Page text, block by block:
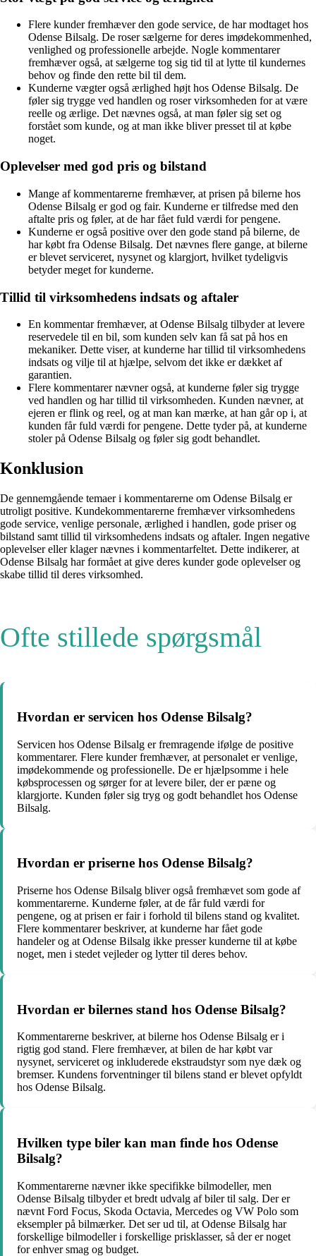
Flere kunder fremhæver den gode service, de har modtaget hos
Odense Bilsalg. De roser sælgerne for deres imødekommenhed,
venlighed og professionelle arbejde. Nogle kommentarer
fremhæver også, at sælgerne tog sig tid til at lytte til kundernes
behov og finde den rette bil til dem.
Kunderne vægter også ærlighed højt hos Odense Bilsalg. De
føler sig trygge ved handlen og roser virksomheden for at være
reelle og ærlige. Det nævnes også, at man føler sig set og
forstået som kunde, og at man ikke bliver presset til at købe
noget.
Oplevelser med god pris og bilstand
Mange af kommentarerne fremhæver, at prisen på bilerne hos
Odense Bilsalg er god og fair. Kunderne er tilfredse med den
aftalte pris og føler, at de har fået fuld værdi for pengene.
Kunderne er også positive over den gode stand på bilerne, de
har købt fra Odense Bilsalg. Det nævnes flere gange, at bilerne
er blevet serviceret, nysynet og klargjort, hvilket tydeligvis
betyder meget for kunderne.
Tillid til virksomhedens indsats og aftaler
En kommentar fremhæver, at Odense Bilsalg tilbyder at levere
reservedele til en bil, som kunden selv kan få sat på hos en
mekaniker. Dette viser, at kunderne har tillid til virksomhedens
indsats og vilje til at hjælpe, selvom det ikke er dækket af
garantien.
Flere kommentarer nævner også, at kunderne føler sig trygge
ved handlen og har tillid til virksomheden. Kunden nævner, at
ejeren er flink og reel, og at man kan mærke, at han går op i, at
kunden får fuld værdi for pengene. Dette tyder på, at kunderne
stoler på Odense Bilsalg og føler sig godt behandlet.
Konklusion
De gennemgående temaer i kommentarerne om Odense Bilsalg er
utroligt positive. Kundekommentarerne fremhæver virksomhedens
gode service, venlige personale, ærlighed i handlen, gode priser og
bilstand samt tillid til virksomhedens indsats og aftaler. Ingen negative
oplevelser eller klager nævnes i kommentarfeltet. Dette indikerer, at
Odense Bilsalg har formået at give deres kunder gode oplevelser og
skabe tillid til deres virksomhed.
Ofte stillede spørgsmål
Hvordan er servicen hos Odense Bilsalg?
Servicen hos Odense Bilsalg er fremragende ifølge de positive
kommentarer. Flere kunder fremhæver, at personalet er venlige,
imødekommende og professionelle. De er hjælpsomme i hele
købsprocessen og sørger for at levere biler, der er pæne og
klargjorte. Kunden føler sig tryg og godt behandlet hos Odense
Bilsalg.
Hvordan er priserne hos Odense Bilsalg?
Priserne hos Odense Bilsalg bliver også fremhævet som gode af
kommentarerne. Kunderne føler, at de får fuld værdi for
pengene, og at prisen er fair i forhold til bilens stand og kvalitet.
Flere kommentarer beskriver, at kunderne har fået gode
handeler og at Odense Bilsalg ikke presser kunderne til at købe
noget, men i stedet vejleder og lytter til deres behov.
Hvordan er bilernes stand hos Odense Bilsalg?
Kommentarerne beskriver, at bilerne hos Odense Bilsalg er i
rigtig god stand. Flere fremhæver, at bilen de har købt var
nysynet, serviceret og inkluderede ekstraudstyr som nye dæk og
bremser. Kundens forventninger til bilens stand er blevet opfyldt
hos Odense Bilsalg.
Hvilken type biler kan man finde hos Odense
Bilsalg?
Kommentarerne nævner ikke specifikke bilmodeller, men
Odense Bilsalg tilbyder et bredt udvalg af biler til salg. Der er
nævnt Ford Focus, Skoda Octavia, Mercedes og VW Polo som
eksempler på bilmærker. Det ser ud til, at Odense Bilsalg har
forskellige bilmodeller i forskellige prisklasser, så der er noget
for enhver smag og budget.